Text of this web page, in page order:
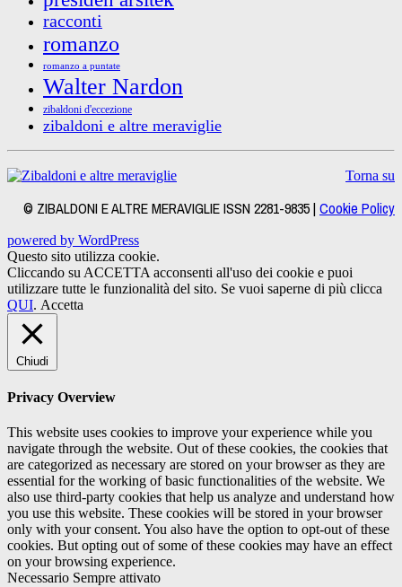
racconti
romanzo
romanzo a puntate
Walter Nardon
zibaldoni d'eccezione
zibaldoni e altre meraviglie
Torna su
© ZIBALDONI E ALTRE MERAVIGLIE ISSN 2281-9835 | Cookie Policy
powered by WordPress
Questo sito utilizza cookie.
Cliccando su ACCETTA acconsenti all'uso dei cookie e puoi
utilizzare tutte le funzionalità del sito. Se vuoi saperne di più clicca
QUI. Accetta
Chiudi
Privacy Overview
This website uses cookies to improve your experience while you
navigate through the website. Out of these cookies, the cookies that
are categorized as necessary are stored on your browser as they are
essential for the working of basic functionalities of the website. We
also use third-party cookies that help us analyze and understand how
you use this website. These cookies will be stored in your browser
only with your consent. You also have the option to opt-out of these
cookies. But opting out of some of these cookies may have an effect
on your browsing experience.
Necessario Sempre attivato